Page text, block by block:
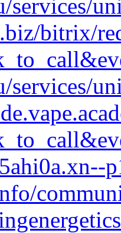
services/
bitrix/
services/